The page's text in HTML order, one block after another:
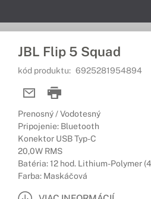
JBL Flip 5 Squad
kód produktu: 6925281954894
Prenosný / Vodotesný
Pripojenie: Bluetooth
Konektor USB Typ-C
20,0W RMS
Batéria: 12 hod. Lithium-Polymer
Farba: Maskáčová